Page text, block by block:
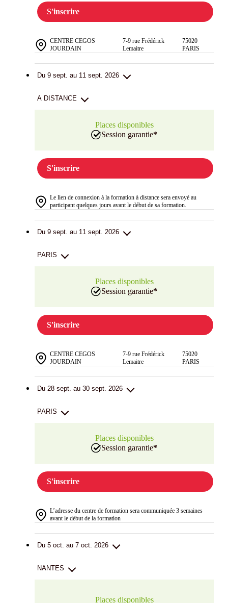
S'inscrire
CENTRE CEGOS
JOURDAIN
7-9 rue Frédérick
Lemaitre
75020
PARIS
Du 9 sept. au 11 sept. 2026
A DISTANCE
Places disponibles
Session garantie*
S'inscrire
Le lien de connexion à la formation à distance sera envoyé au
participant quelques jours avant le début de sa formation.
Du 9 sept. au 11 sept. 2026
PARIS
Places disponibles
Session garantie*
S'inscrire
CENTRE CEGOS
JOURDAIN
7-9 rue Frédérick
Lemaitre
75020
PARIS
Du 28 sept. au 30 sept. 2026
PARIS
Places disponibles
Session garantie*
S'inscrire
L’adresse du centre de formation sera communiquée 3 semaines
avant le début de la formation
Du 5 oct. au 7 oct. 2026
NANTES
Places disponibles